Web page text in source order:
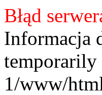
Błąd
Informacja
1/www/